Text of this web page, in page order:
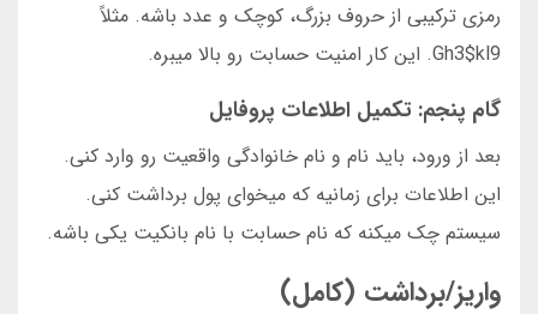
رمزی ترکیبی از حروف بزرگ، کوچک و عدد باشه. مثلاً
Gh3$kl9. این کار امنیت حسابت رو بالا میبره.
گام پنجم: تکمیل اطلاعات پروفایل
بعد از ورود، باید نام و نام خانوادگی واقعیت رو وارد کنی.
این اطلاعات برای زمانیه که میخوای پول برداشت کنی.
سیستم چک میکنه که نام حسابت با نام بانکیت یکی باشه.
واریز/برداشت (کامل)